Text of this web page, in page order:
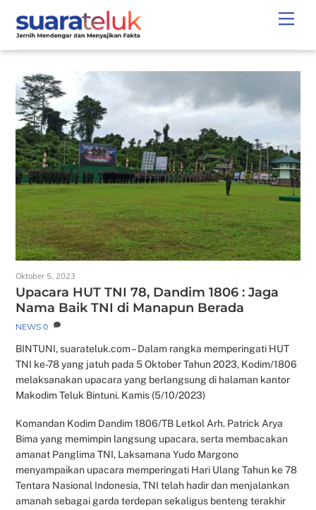
content
Oktober 5, 2023
Upacara HUT TNI 78, Dandim 1806 : Jaga
Nama Baik TNI di Manapun Berada
NEWS 0
BINTUNI, suarateluk.com – Dalam rangka memperingati HUT
TNI ke-78 yang jatuh pada 5 Oktober Tahun 2023, Kodim/1806
melaksanakan upacara yang berlangsung di halaman kantor
Makodim Teluk Bintuni. Kamis (5/10/2023)
Komandan Kodim Dandim 1806/TB Letkol Arh. Patrick Arya
Bima yang memimpin langsung upacara, serta membacakan
amanat Panglima TNI, Laksamana Yudo Margono
menyampaikan upacara memperingati Hari Ulang Tahun ke 78
Tentara Nasional Indonesia, TNI telah hadir dan menjalankan
amanah sebagai garda terdepan sekaligus benteng terakhir